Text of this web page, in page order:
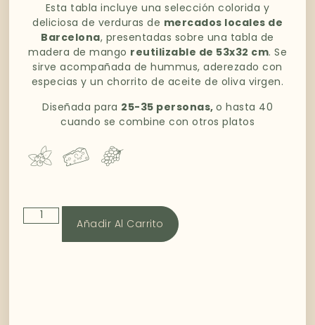
Esta tabla incluye una selección colorida y
deliciosa de verduras de mercados locales de
Barcelona, presentadas sobre una tabla de
madera de mango reutilizable de 53x32 cm. Se
sirve acompañada de hummus, aderezado con
especias y un chorrito de aceite de oliva virgen.
Diseñada para 25-35 personas, o hasta 40
cuando se combine con otros platos
Añadir Al Carrito